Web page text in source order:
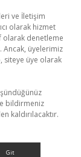
ve İletişim
olarak hizmet
olarak denetleme
Ancak, üyelerimiz
siteye üye olarak
bildirmeniz
kaldırılacaktır.